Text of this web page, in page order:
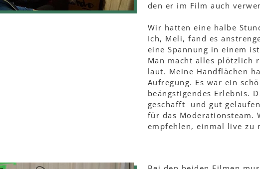
den er im Film auch
Wir hatten eine halbe
Ich, Meli, fand es
eine Spannung in einem
Man macht alles plötzlich
laut. Meine Handflächen
Aufregung. Es war ein
beängstigendes Erlebnis.
geschafft und gut
für das Moderationsteam.
empfehlen, einmal live zu